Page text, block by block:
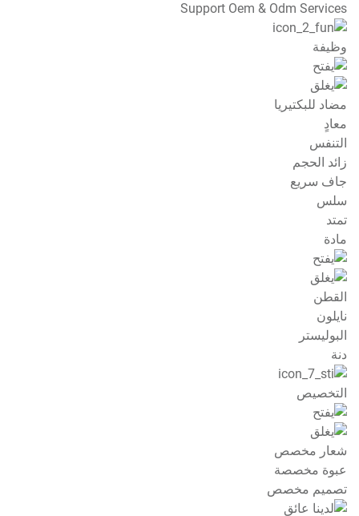
Support Oem & Odm Services
وظيفة
مضاد للبكتيريا
معادٍ
التنفس
زائد الحجم
جاف سريع
سلس
تمتد
مادة
القطن
نايلون
البوليستر
دنة
التخصيص
شعار مخصص
عبوة مخصصة
تصميم مخصص